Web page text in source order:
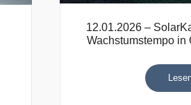
12.01.2026 –
Wachstumstempo in